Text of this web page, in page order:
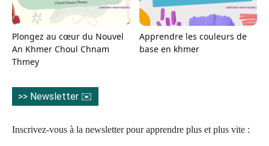
Plongez au cœur du Nouvel
An Khmer Choul Chnam
Thmey
Apprendre les couleurs de
base en khmer
>> Newsletter ✉️
Inscrivez-vous à la newsletter pour apprendre plus et plus vite :